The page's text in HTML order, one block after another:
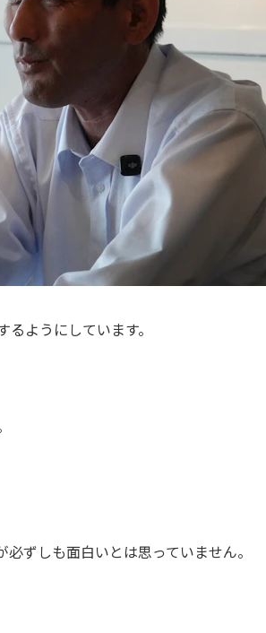
ようにしています。
ずしも面白いとは思っていません。